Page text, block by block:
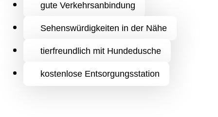
gute Verkehrsanbindung
Sehenswürdigkeiten in der Nähe
tierfreundlich mit Hundedusche
kostenlose Entsorgungsstation